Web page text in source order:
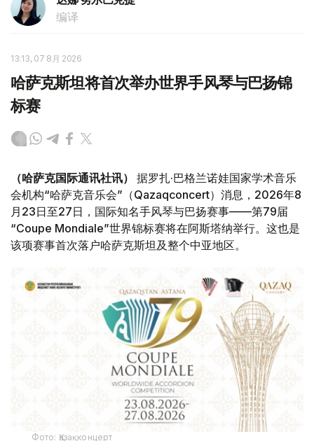
编译
13:13, 07 8月 2026
哈萨克斯坦将首次举办世界手风琴与巴扬锦
标赛
（哈萨克国际通讯社讯）
据罗扎·巴格兰诺娃国家学术音乐
会机构“哈萨克音乐会”（Qazaqconcert）消息，2026年8
月23日至27日，国际知名手风琴与巴扬赛事——第79届
“Coupe Mondiale”世界锦标赛将在阿斯塔纳举行。这也是
该项赛事首次落户哈萨克斯坦及整个中亚地区。
Фото: Қазақконцерт